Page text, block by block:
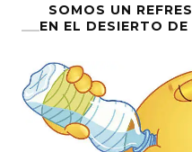
SOMOS UN
EN EL DESIERTO